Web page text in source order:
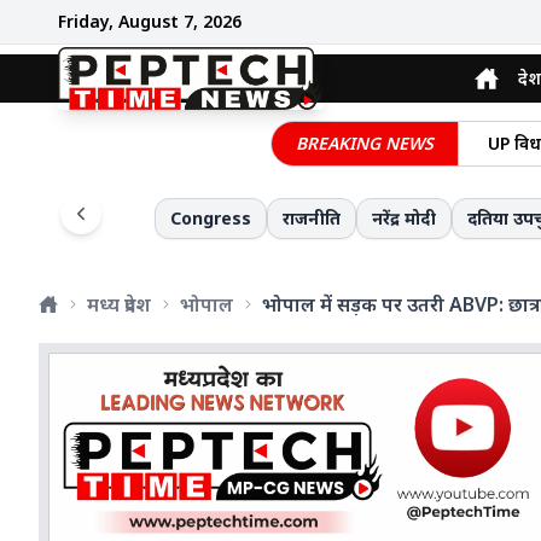
Friday, August 7, 2026
देश
BREAKING NEWS
मसाला
ट्रंप
बिग-
Congress राजनीति नरेंद्र मोदी दतिया
मध्य प्रदेश भोपाल भोपाल में सड़क पर उतरी ABVP: